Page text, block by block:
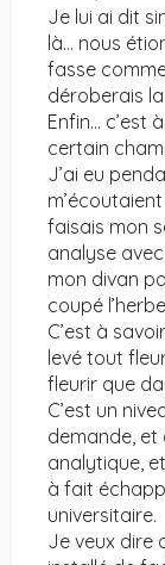
Je lui ai dit
là… nous
fasse
déroberais
Enfin… c’est
certain
J’ai eu
faisais mon
analyse
mon divan
coupé
C’est à
levé tout
fleurir que
C’est un
demande,
analytique,
à fait
universitaire.
Je veux dire